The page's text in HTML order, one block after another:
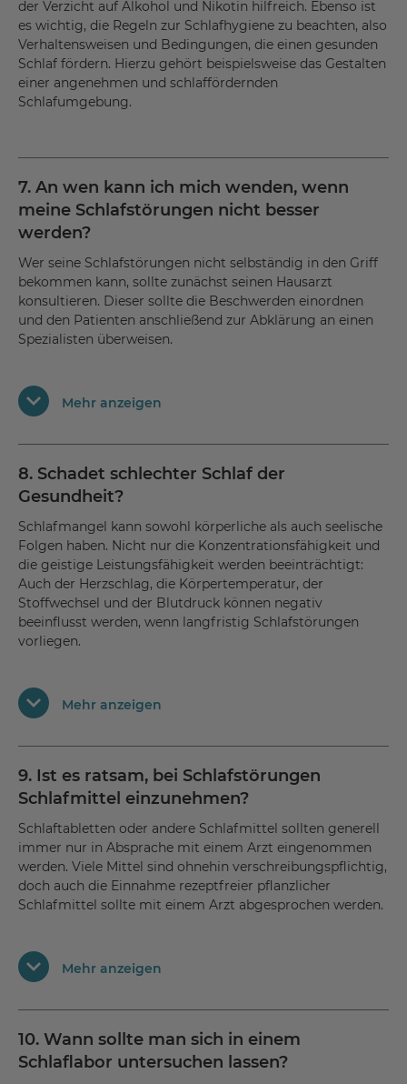
der Verzicht auf Alkohol und Nikotin hilfreich. Ebenso ist
es wichtig, die Regeln zur Schlafhygiene zu beachten, also
Verhaltensweisen und Bedingungen, die einen gesunden
Schlaf fördern. Hierzu gehört beispielsweise das Gestalten
einer angenehmen und schlaffördernden
Schlafumgebung.
7. An wen kann ich mich wenden, wenn
meine Schlafstörungen nicht besser
werden?
Wer seine Schlafstörungen nicht selbständig in den Griff
bekommen kann, sollte zunächst seinen Hausarzt
konsultieren. Dieser sollte die Beschwerden einordnen
und den Patienten anschließend zur Abklärung an einen
Spezialisten überweisen.
Da Schlafstörungen viele verschiedene Ursachen haben
können, spielt die Schlafmedizin in
Neurologie sowie der Psychiatrie. Häufig ist es wichtig,
bei der Diagnostik und Therapie von Schlafstörungen
einzubeziehen, um dem Patienten langfristig wieder
einen gesunden Schlaf zu ermöglichen.
Mehr anzeigen
8. Schadet schlechter Schlaf der
Gesundheit?
Schlafmangel kann sowohl körperliche als auch seelische
Folgen haben. Nicht nur die Konzentrationsfähigkeit und
die geistige Leistungsfähigkeit werden beeinträchtigt:
Auch der Herzschlag, die Körpertemperatur, der
Stoffwechsel und der Blutdruck können negativ
beeinflusst werden, wenn langfristig Schlafstörungen
vorliegen.
Dies liegt unter anderem daran, dass viele Vorgänge im
Körper an den Tag-Nacht-Rhythmus angepasst sind und
und Wachphasen idealerweise dem Tag-Nacht-Rhythmus
folgen.
Mehr anzeigen
9. Ist es ratsam, bei Schlafstörungen
Schlafmittel einzunehmen?
Schlaftabletten oder andere Schlafmittel sollten generell
immer nur in Absprache mit einem Arzt eingenommen
werden. Viele Mittel sind ohnehin verschreibungspflichtig,
doch auch die Einnahme rezeptfreier pflanzlicher
Schlafmittel sollte mit einem Arzt abgesprochen werden.
In jedem Fall gilt: Schlafmittel sollten nur für eine gewisse
Zeit eingenommen und nicht als langfristige Lösung
Schlafstörungen sogar zusätzlich verstärken.
Mehr anzeigen
10. Wann sollte man sich in einem
Schlaflabor untersuchen lassen?